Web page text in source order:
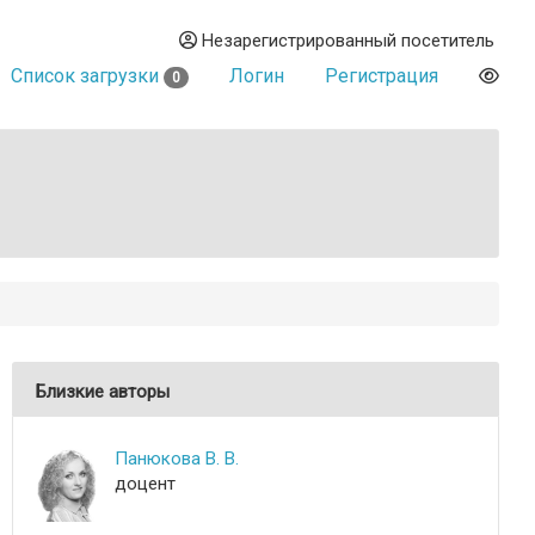
Незарегистрированный посетитель
Список загрузки 0 Логин Регистрация
Близкие авторы
Панюкова В. В.
доцент